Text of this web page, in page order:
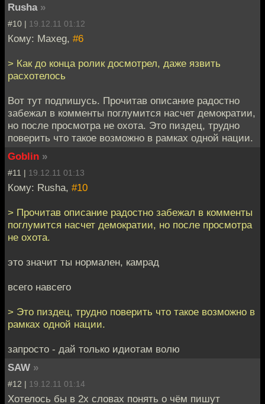
Rusha »
#10 | 19.12.11 01:12
Кому: Maxeg, #6
> Как до конца ролик досмотрел, даже язвить
расхотелось
Вот тут подпишусь. Прочитав описание радостно
забежал в комменты поглумится насчет демократии,
но после просмотра не охота. Это пиздец, трудно
поверить что такое возможно в рамках одной нации.
Goblin »
#11 | 19.12.11 01:13
Кому: Rusha, #10
> Прочитав описание радостно забежал в комменты
поглумится насчет демократии, но после просмотра
не охота.
это значит ты нормален, камрад
всего навсего
> Это пиздец, трудно поверить что такое возможно в
рамках одной нации.
запросто - дай только идиотам волю
SAW »
#12 | 19.12.11 01:14
Хотелось бы в 2х словах понять о чём пишут